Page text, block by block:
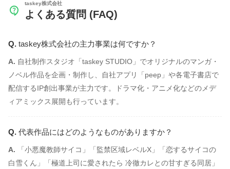
taskey株式会社
よくある質問 (FAQ)
taskey株式会社の主力事業は何ですか？
自社制作スタジオ「taskey STUDIO」でオリジナルのマンガ・
ノベル作品を企画・制作し、自社アプリ「peep」や各電子書店で
配信するIP創出事業が主力です。ドラマ化・アニメ化などのメデ
ィアミックス展開も行っています。
代表作品にはどのようなものがありますか？
「小悪魔教師サイコ」「監禁区域レベルX」「恋するサイコの
白雪くん」「極道上司に愛されたら 冷徹カレとの甘すぎる同居」